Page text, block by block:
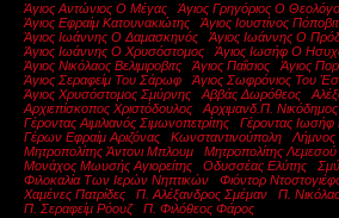
Άγιος Αντώνιος Ο Μέγας
Άγιος Γρηγόριος Ο
Άγιος Εφραίμ Κατουνακιώτης
Άγιος Ιουστίνος
Άγιος Ιωάννης Ο Δαμασκηνός
Άγιος Ιωάννης Ο
Άγιος Ιωάννης Ο Χρυσόστομος
Άγιος Ιωσήφ Ο
Άγιος Νικόλαος Βελιμιροβιτς
Άγιος Παΐσιος
Άγιος
Άγιος Σεραφείμ Του Σάρωφ
Άγιος Σωφρόνιος Του
Άγιος Χρυσόστομος Σμύρνης
Αββάς Δωρόθεος
Αρχιεπίσκοπος Χριστόδουλος
Αρχιμανδ.π.
Γέροντας Αιμιλιανός Σιμωνοπετρίτης
Γέροντας Ιωσήφ
Γέρων Εφραίμ Αριζόνας
Κωνσταντινούπολη Λήμνος
Μητροπολίτης Άντονι Μπλουμ
Μητροπολίτης
Μονάχος Μωυσής Αγιορείτης
Οδυσσέας Ελύτης
Φιλοκαλία Των Ιερών Νηπτικών
Φιόντορ
Χαμένες Πατρίδες
Π. Αλέξανδρος Σμέμαν
Π.
Π. Σεραφείμ Ρόουζ
Π. Φιλόθεος Φάρος